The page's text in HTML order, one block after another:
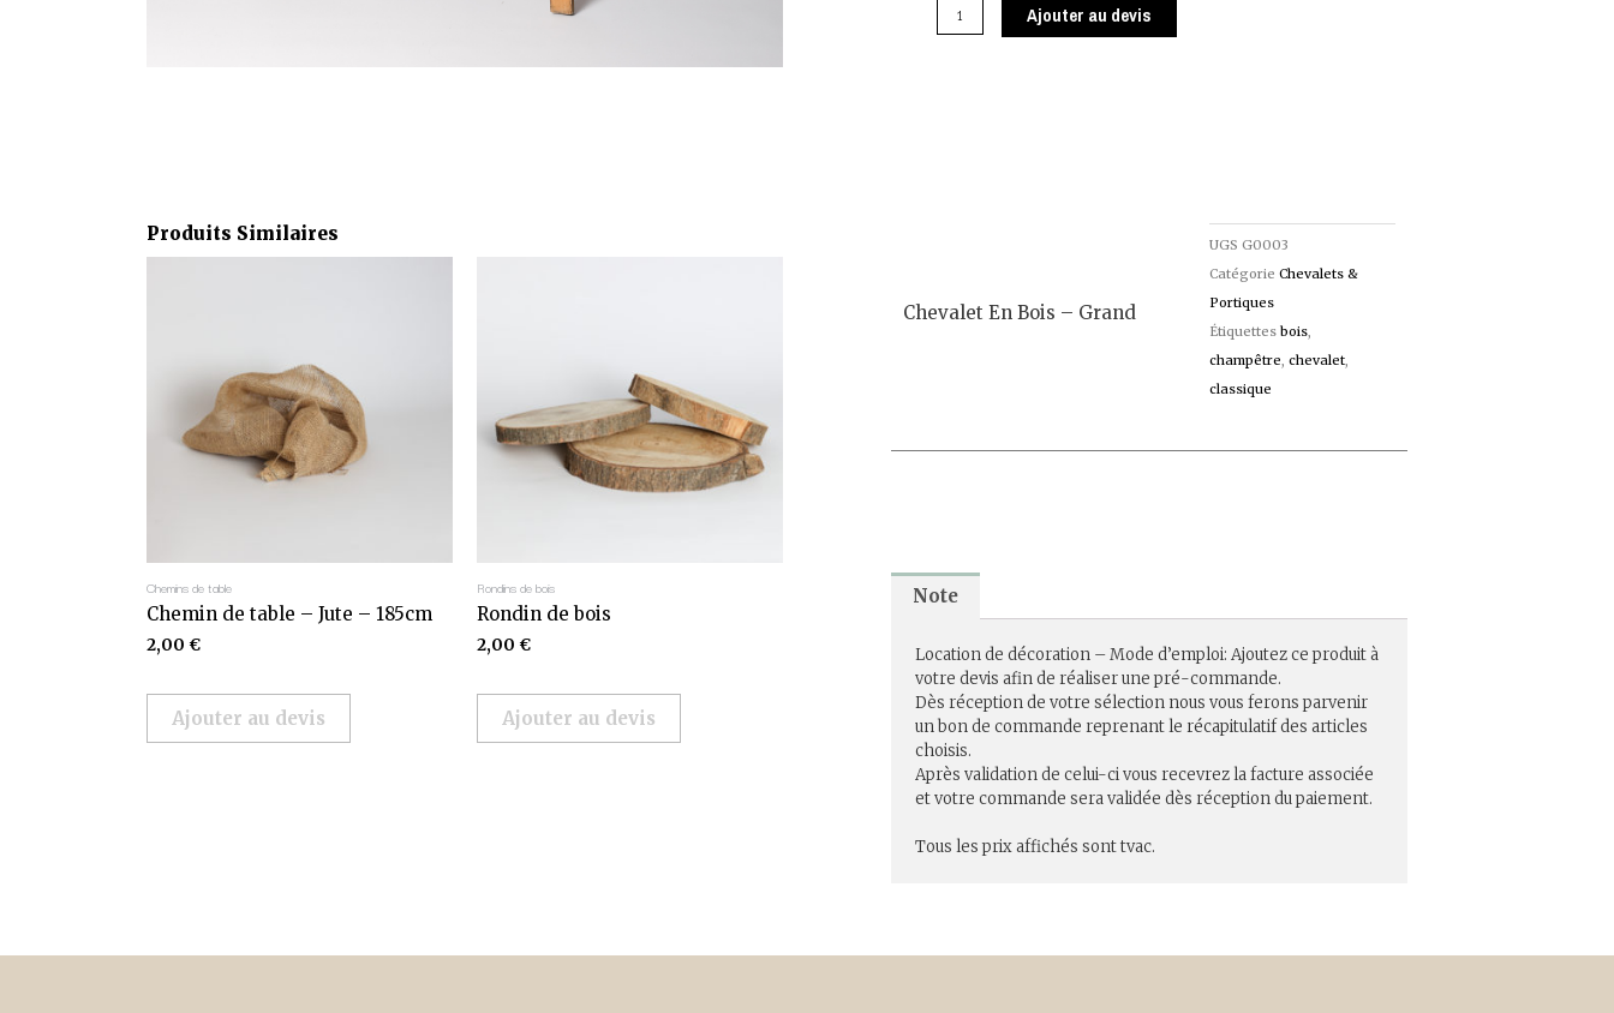
Ajouter au devis
Produits Similaires
Chemins de table
Chemin de table – Jute – 185cm
2,00 €
Ajouter au devis
Rondins de bois
Rondin de bois
2,00 €
Ajouter au devis
Chevalet En Bois – Grand
UGS G0003
Catégorie Chevalets &
Portiques
Étiquettes bois,
champêtre, chevalet,
classique
Note
Location de décoration – Mode d’emploi: Ajoutez ce produit à
votre devis afin de réaliser une pré-commande.
Dès réception de votre sélection nous vous ferons parvenir
un bon de commande reprenant le récapitulatif des articles
choisis.
Après validation de celui-ci vous recevrez la facture associée
et votre commande sera validée dès réception du paiement.
Tous les prix affichés sont tvac.